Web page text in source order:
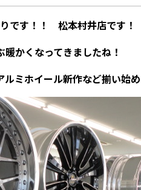
です！！ 松本村井店です！
暖かくなってきましたね！
ミホイール新作など揃い始め